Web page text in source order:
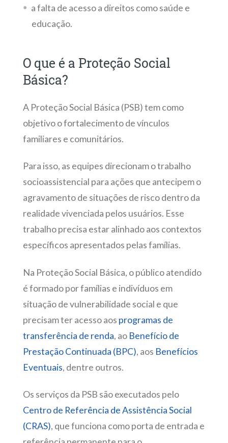
a falta de acesso a direitos como saúde e
educação.
O que é a Proteção Social
Básica?
A Proteção Social Básica (PSB) tem como
objetivo o fortalecimento de vínculos
familiares e comunitários.
Para isso, as equipes direcionam o trabalho
socioassistencial para ações que antecipem o
agravamento de situações de risco dentro da
realidade vivenciada pelos usuários. Esse
trabalho precisa estar alinhado aos contextos
específicos apresentados pelas famílias.
Na Proteção Social Básica, o público atendido
é formado por famílias e indivíduos em
situação de vulnerabilidade social e que
precisam ter acesso aos programas de
transferência de renda, ao Benefício de
Prestação Continuada (BPC), aos Benefícios
Eventuais, dentre outros.
Os serviços da PSB são executados pelo
Centro de Referência de Assistência Social
(CRAS), que funciona como porta de entrada e